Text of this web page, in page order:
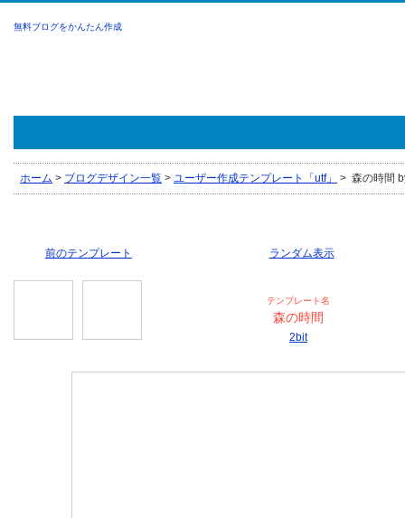
無料ブログをかんたん作成
ホーム > ブログデザイン一覧 > ユーザー作成テンプレート「utf」 > 森の時間
前のテンプレート ランダム表示
テンプレート名
森の時間
2bit